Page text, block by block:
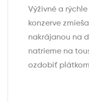
Výživné a
konzerve
nakrájanou na
natrieme na
ozdobiť